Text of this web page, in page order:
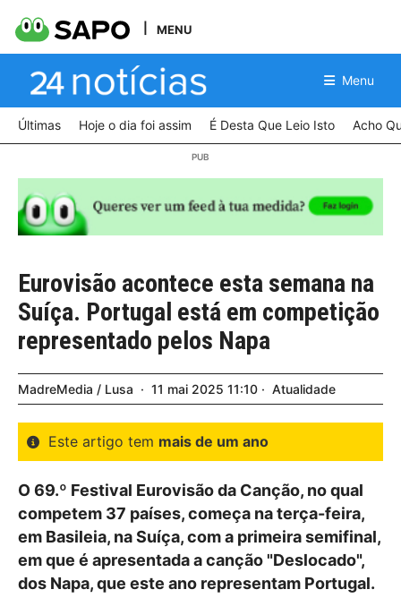
MENU
Menu
Últimas Hoje o dia foi assim É Desta Que Leio Isto Acho
Eurovisão acontece esta semana na
Suíça. Portugal está em competição
representado pelos Napa
MadreMedia / Lusa 11 mai 2025 11:10 Atualidade
Este artigo tem mais de um ano
O 69.º Festival Eurovisão da Canção, no qual
competem 37 países, começa na terça-feira,
em Basileia, na Suíça, com a primeira semifinal,
em que é apresentada a canção "Deslocado",
dos Napa, que este ano representam Portugal.